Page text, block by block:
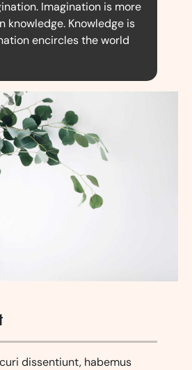
Imagination is more
knowledge. Knowledge is
encircles the world
dissentiunt, habemus